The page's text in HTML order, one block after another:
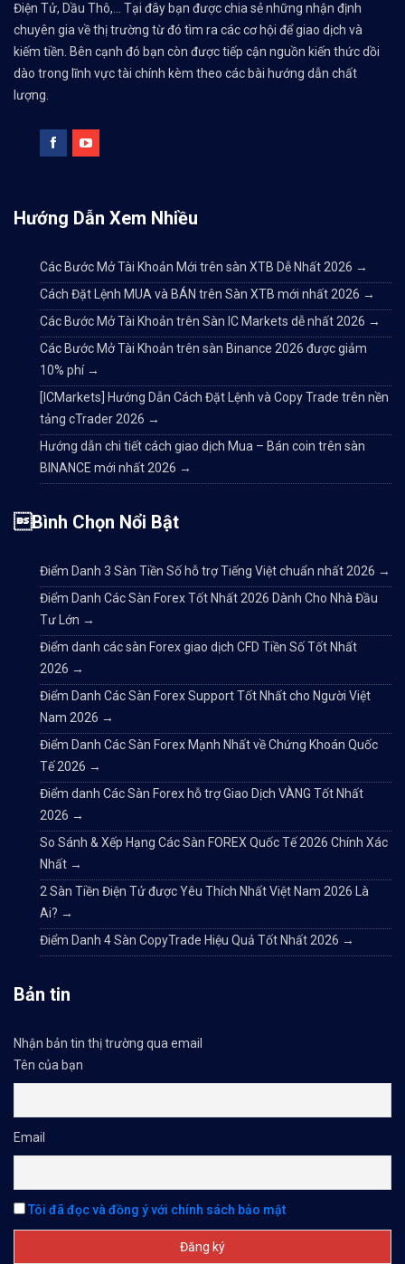
Điện Tử, Dầu Thô,... Tại đây bạn được chia sẻ những nhận định
chuyên gia về thị trường từ đó tìm ra các cơ hội để giao dịch và
kiếm tiền. Bên cạnh đó bạn còn được tiếp cận nguồn kiến thức dồi
dào trong lĩnh vực tài chính kèm theo các bài hướng dẫn chất
lượng.
Hướng Dẫn Xem Nhiều
Các Bước Mở Tài Khoản Mới trên sàn XTB Dễ Nhất 2026 →
Cách Đặt Lệnh MUA và BÁN trên Sàn XTB mới nhất 2026 →
Các Bước Mở Tài Khoản trên Sàn IC Markets dễ nhất 2026 →
Các Bước Mở Tài Khoản trên sàn Binance 2026 được giảm
10% phí →
[ICMarkets] Hướng Dẫn Cách Đặt Lệnh và Copy Trade trên nền
tảng cTrader 2026 →
Hướng dẫn chi tiết cách giao dịch Mua – Bán coin trên sàn
BINANCE mới nhất 2026 →
Bình Chọn Nổi Bật
Điểm Danh 3 Sàn Tiền Số hỗ trợ Tiếng Việt chuẩn nhất 2026 →
Điểm Danh Các Sàn Forex Tốt Nhất 2026 Dành Cho Nhà Đầu
Tư Lớn →
Điểm danh các sàn Forex giao dịch CFD Tiền Số Tốt Nhất
2026 →
Điểm Danh Các Sàn Forex Support Tốt Nhất cho Người Việt
Nam 2026 →
Điểm Danh Các Sàn Forex Mạnh Nhất về Chứng Khoán Quốc
Tế 2026 →
Điểm danh Các Sàn Forex hỗ trợ Giao Dịch VÀNG Tốt Nhất
2026 →
So Sánh & Xếp Hạng Các Sàn FOREX Quốc Tế 2026 Chính Xác
Nhất →
2 Sàn Tiền Điện Tử được Yêu Thích Nhất Việt Nam 2026 Là
Ai? →
Điểm Danh 4 Sàn CopyTrade Hiệu Quả Tốt Nhất 2026 →
Bản tin
Nhận bản tin thị trường qua email
Tên của bạn
Email
Tôi đã đọc và đồng ý với chính sách bảo mật